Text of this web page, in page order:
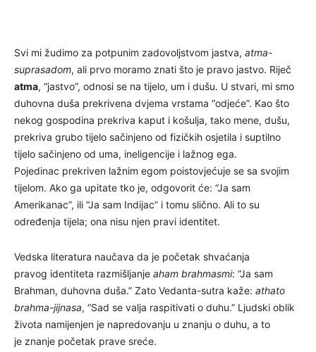
Svi mi žudimo za potpunim zadovoljstvom jastva, atma-
suprasadom, ali prvo moramo znati što je pravo jastvo. Riječ
atma, “jastvo”, odnosi se na tijelo, um i dušu. U stvari, mi smo
duhovna duša prekrivena dvjema vrstama “odjeće”. Kao što
nekog gospodina prekriva kaput i košulja, tako mene, dušu,
prekriva grubo tijelo sačinjeno od fizičkih osjetila i suptilno
tijelo sačinjeno od uma, ineligencije i lažnog ega.
Pojedinac prekriven lažnim egom poistovjećuje se sa svojim
tijelom. Ako ga upitate tko je, odgovorit će: “Ja sam
Amerikanac”, ili “Ja sam Indijac” i tomu slično. Ali to su
određenja tijela; ona nisu njen pravi identitet.
Vedska literatura naučava da je početak shvaćanja
pravog identiteta razmišljanje aham brahmasmi: “Ja sam
Brahman, duhovna duša.” Zato Vedanta-sutra kaže: athato
brahma-jijnasa, “Sad se valja raspitivati o duhu.” Ljudski oblik
života namijenjen je napredovanju u znanju o duhu, a to
je znanje početak prave sreće.